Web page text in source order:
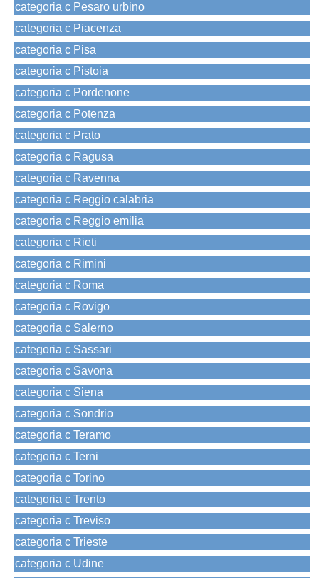
categoria c Pesaro urbino
categoria c Piacenza
categoria c Pisa
categoria c Pistoia
categoria c Pordenone
categoria c Potenza
categoria c Prato
categoria c Ragusa
categoria c Ravenna
categoria c Reggio calabria
categoria c Reggio emilia
categoria c Rieti
categoria c Rimini
categoria c Roma
categoria c Rovigo
categoria c Salerno
categoria c Sassari
categoria c Savona
categoria c Siena
categoria c Sondrio
categoria c Teramo
categoria c Terni
categoria c Torino
categoria c Trento
categoria c Treviso
categoria c Trieste
categoria c Udine